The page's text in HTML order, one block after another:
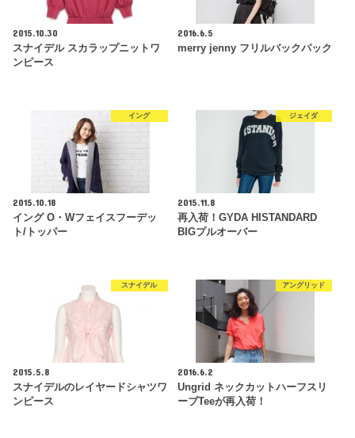
2015.10.30
スナイデル スカラップニットワ
ンピース
2016.6.5
merry jenny フリルバックパック
イング
2015.10.18
イング O・Wフェイスフーデッ
ト/トッパー
ジェイダ
2015.11.8
再入荷！GYDA HISTANDARD
BIGプルオーバー
スナイデル
2015.5.8
スナイデルのレイヤードシャツワ
ンピース
アングリッド
2016.6.2
Ungrid ネックカットハーフスリ
ーブTeeが再入荷！